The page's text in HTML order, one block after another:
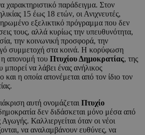
χαρακτηριστικό παράδειγμα. Στον
15 έως 18 ετών, οι Ανιχνευτές,
εξελικτικό πρόγραμμα που δεν
τους, αλλά κυρίως την υπευθυνότητα,
την κοινωνική προσφορά, την
συμμετοχή στα κοινά. Η κορύφωση
η απονομή του Πτυχίου Δημοκρατίας, της
μπορεί να λάβει ένας ανήλικος
η οποία απονέμεται από τον ίδιο τον
αυτή ονομάζεται Πτυχίο
δεν διδάσκεται μόνο μέσα από
Αγωγής. Καλλιεργείται όταν οι νέοι
να αναλαμβάνουν ευθύνες, να